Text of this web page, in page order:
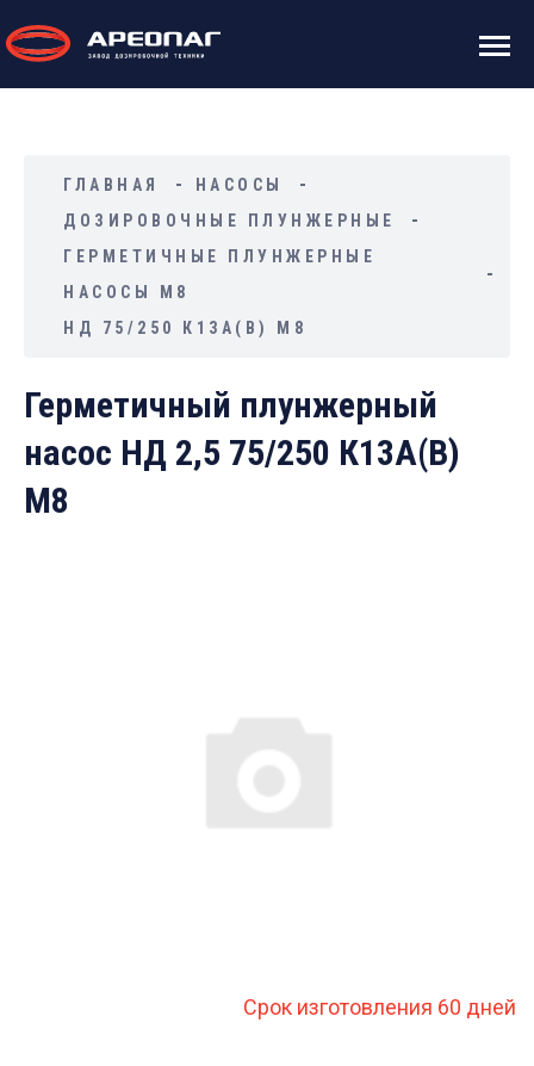
ГЛАВНАЯ
НАСОСЫ
ДОЗИРОВОЧНЫЕ ПЛУНЖЕРНЫЕ
ГЕРМЕТИЧНЫЕ ПЛУНЖЕРНЫЕ
НАСОСЫ М8
НД 75/250 К13А(В) М8
Герметичный плунжерный
насос НД 2,5 75/250 К13А(В)
М8
Срок изготовления 60 дней